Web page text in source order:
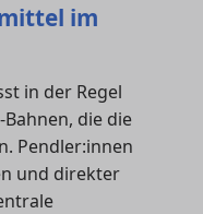
im
in der Regel
die die
Pendler:innen
und direkter